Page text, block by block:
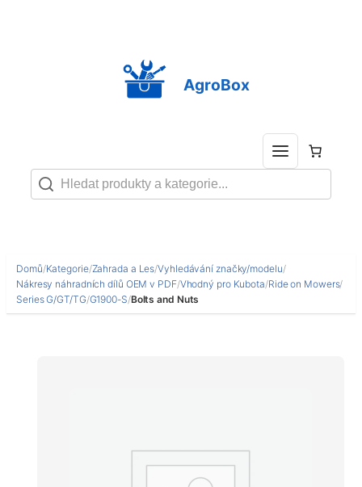
AgroBox
Domů/Kategorie/Zahrada a Les/Vyhledávání značky/modelu/
Nákresy náhradních dílů OEM v PDF/Vhodný pro Kubota/Ride on Mowers/
Series G/GT/TG/G1900-S/Bolts and Nuts